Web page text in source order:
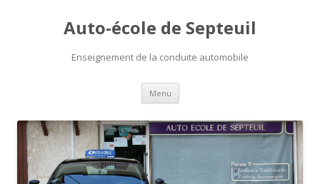
Auto-école de Septeuil
Enseignement de la conduite automobile
Menu Aller
contenu
principal